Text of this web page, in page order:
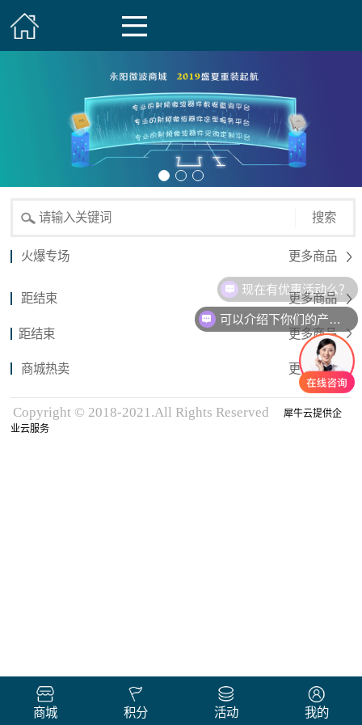
搜索
火爆专场 更多商品
距结束 更多商品
距结束 更多商品
商城热卖 更多商品
Copyright © 2018-2021.All Rights Reserved
犀牛云提供企
业云服务
商城 积分 活动 我的
现在有优惠活动么？